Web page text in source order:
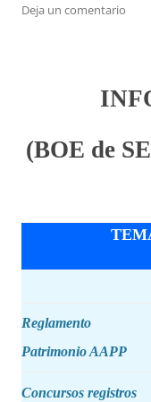
Deja un comentario
(BOE de
Reglamento
Patrimonio AAPP
Concursos registros